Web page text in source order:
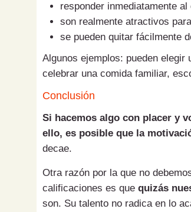
responder inmediatamente
son realmente atractivos
se pueden quitar fácilmente
Algunos ejemplos: pueden
celebrar una comida familiar,
Conclusión
Si hacemos algo con placer y
ello, es posible que la
decae.
Otra razón por la que no
calificaciones es que quizás
son. Su talento no radica en lo